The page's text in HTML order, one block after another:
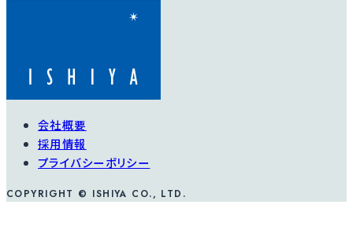
会社概要
採用情報
プライバシーポリシー
COPYRIGHT © ISHIYA CO., LTD.